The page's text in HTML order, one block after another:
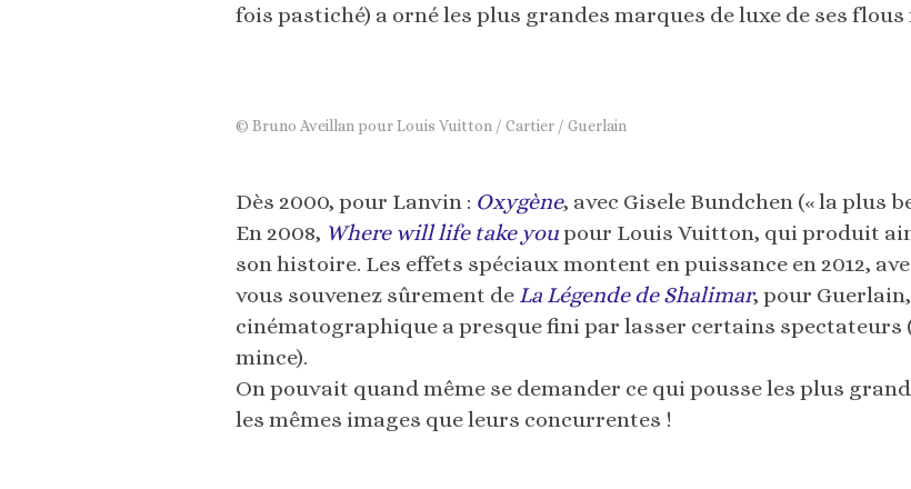
fois pastiché) a orné les plus grandes marques de luxe de ses
© Bruno Aveillan pour Louis Vuitton / Cartier / Guerlain
Dès 2000, pour Lanvin : Oxygène, avec Gisele Bundchen (« la plus
En 2008, Where will life take youpour Louis Vuitton, qui produit
son histoire. Les effets spéciaux montent en puissance en 2012,
vous souvenez sûrement de La Légende de Shalimar, pour
cinématographique a presque fini par lasser certains spectateurs
mince).
On pouvait quand même se demander ce qui pousse les plus
les mêmes images que leurs concurrentes !